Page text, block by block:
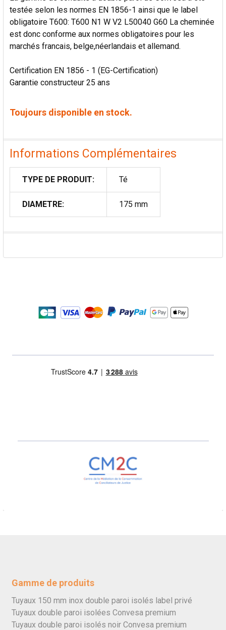
testée selon les normes EN 1856-1 ainsi que le label
obligatoire T600: T600 N1 W V2 L50040 G60 La cheminée
est donc conforme aux normes obligatoires pour les
marchés francais, belge,néerlandais et allemand.
Certification EN 1856 - 1 (EG-Certification)
Garantie constructeur 25 ans
Toujours disponible en stock.
Informations Complémentaires
TYPE DE PRODUIT: Té
DIAMETRE: 175 mm
Gamme de produits
Tuyaux 150 mm inox double paroi isolés label privé
Tuyaux double paroi isolées Convesa premium
Tuyaux double paroi isolés noir Convesa premium